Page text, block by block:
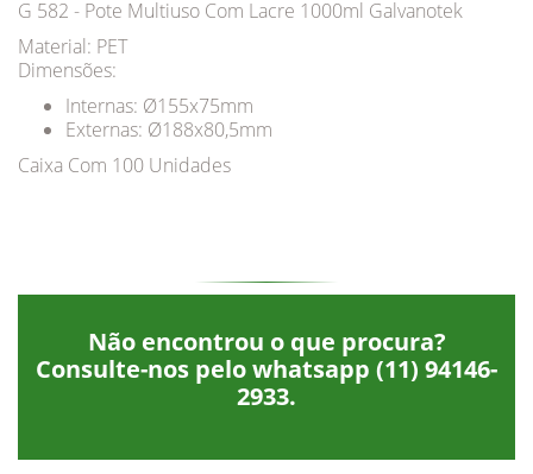
G 582 - Pote Multiuso Com Lacre 1000ml Galvanotek
Material: PET
Dimensões:
Internas: Ø155x75mm
Externas: Ø188x80,5mm
Caixa Com 100 Unidades
Não encontrou o que procura?
Consulte-nos pelo whatsapp (11) 94146-
2933.